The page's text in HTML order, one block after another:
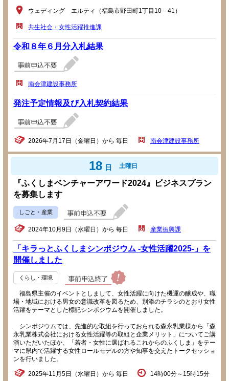
ウェディング エルティ（福島市野田町1丁目10－41）
共生社会・女性活躍推進課
令和８年６月分入札結果
南会津建設事務所
発注予定情報及び入札契約結果
2026年7月17日（金曜日）から 毎日 南会津建設事務所
18 日 土曜日
『ふくしまベンチャーアワード2024』ビジネスプラン
を募集します
しごと・産業
2024年10月9日（水曜日）から 毎日 産業振興課
「キラっとふくしまシンポジウム -女性活躍2025-」を
開催しました
くらし・環境
福島県主催のイベントとしまして、女性活躍に向けた機運の醸成や、職
場・地域における男女の意識改革を図るため、別添のチラシのとおり女性
活躍をテーマとした標記シンポジウムを開催しました。
シンポジウムでは、先進的な取組を行っておられる森永乳業様から「森
永乳業株式会社における女性活躍等の取組と企業メリット」についてご講
演いただいたほか、「若者・女性に選ばれるこれからのふくしま」をテー
マに県内で活躍する女性ロールモデルの方や知事を交えたトークセッショ
ンを行いました。
2025年11月5日（水曜日）から 毎日 14時00分～15時15分